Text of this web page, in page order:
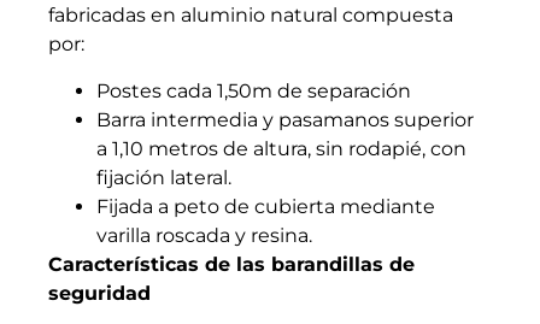
fabricadas en aluminio natural compuesta
por:
Postes cada 1,50m de separación
Barra intermedia y pasamanos superior
a 1,10 metros de altura, sin rodapié, con
fijación lateral.
Fijada a peto de cubierta mediante
varilla roscada y resina.
Características de las barandillas de
seguridad